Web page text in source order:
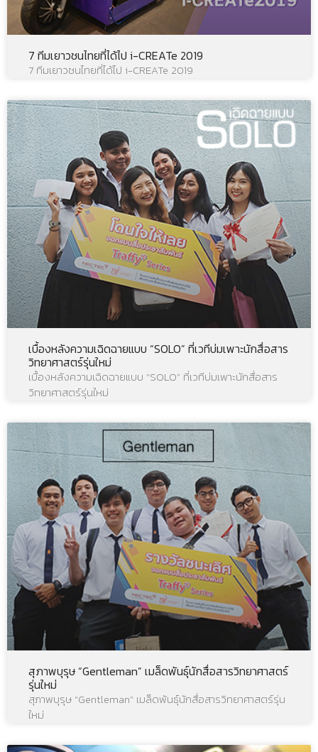
7 ทีมเยาวชนไทยที่ได้ไป i-CREATe 2019
7 ทีมเยาวชนไทยที่ได้ไป i-CREATe 2019
เบื้องหลังความเฉิดฉายแบบ “SOLO” ที่เวทีบ่มเพาะนักสื่อสาร
วิทยาศาสตร์รุ่นใหม่
เบื้องหลังความเฉิดฉายแบบ “SOLO” ที่เวทีบ่มเพาะนักสื่อสาร
วิทยาศาสตร์รุ่นใหม่
สุภาพบุรุษ “Gentleman” เมล็ดพันธุ์นักสื่อสารวิทยาศาสตร์
รุ่นใหม่
สุภาพบุรุษ “Gentleman” เมล็ดพันธุ์นักสื่อสารวิทยาศาสตร์รุ่น
ใหม่